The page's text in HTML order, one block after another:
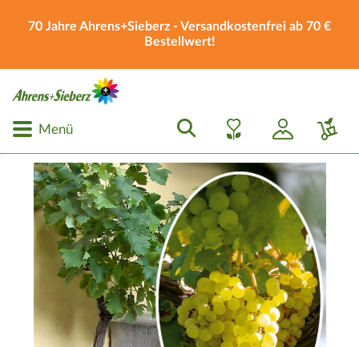
70 Jahre Ahrens+Sieberz - Versandkostenfrei ab 70 €
Bestellwert!
Menü